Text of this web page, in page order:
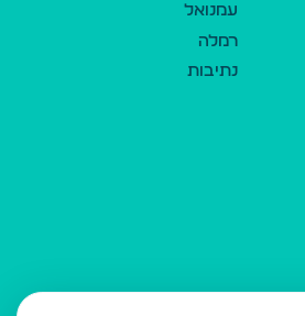
עמנואל
רמלה
נתיבות